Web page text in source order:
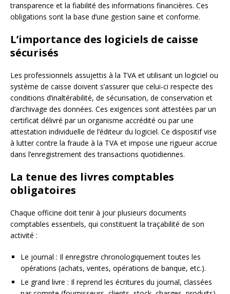
transparence et la fiabilité des informations financières. Ces
obligations sont la base d’une gestion saine et conforme.
L’importance des logiciels de caisse
sécurisés
Les professionnels assujettis à la TVA et utilisant un logiciel ou
système de caisse doivent s’assurer que celui-ci respecte des
conditions d’inaltérabilité, de sécurisation, de conservation et
d’archivage des données. Ces exigences sont attestées par un
certificat délivré par un organisme accrédité ou par une
attestation individuelle de l’éditeur du logiciel. Ce dispositif vise
à lutter contre la fraude à la TVA et impose une rigueur accrue
dans l’enregistrement des transactions quotidiennes.
La tenue des livres comptables
obligatoires
Chaque officine doit tenir à jour plusieurs documents
comptables essentiels, qui constituent la traçabilité de son
activité :
Le journal : Il enregistre chronologiquement toutes les
opérations (achats, ventes, opérations de banque, etc.).
Le grand livre : Il reprend les écritures du journal, classées